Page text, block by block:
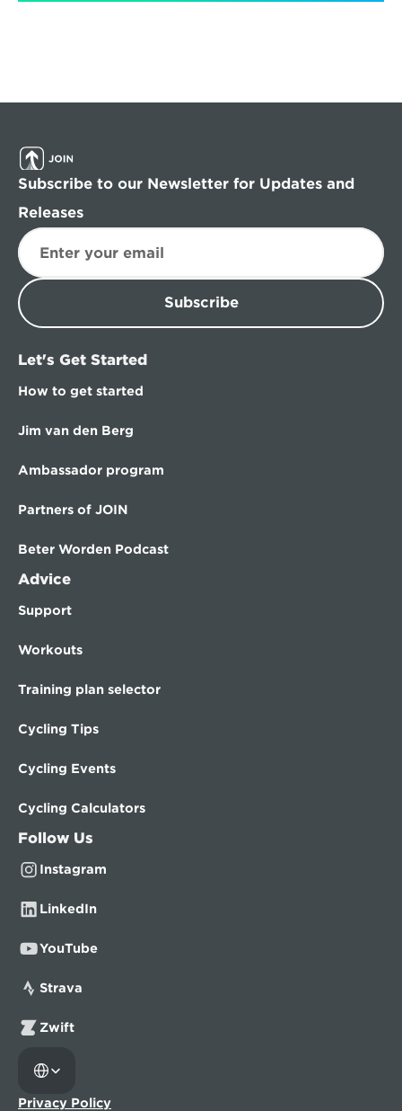
Subscribe to our Newsletter for Updates and
Releases
Subscribe
Let's Get Started
How to get started
Jim van den Berg
Ambassador program
Partners of JOIN
Beter Worden Podcast
Advice
Support
Workouts
Training plan selector
Cycling Tips
Cycling Events
Cycling Calculators
Follow Us
Instagram
LinkedIn
YouTube
Strava
Zwift
Privacy Policy